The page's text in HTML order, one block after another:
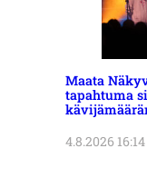
Maata
tapahtuma
4.8.2026 16:14